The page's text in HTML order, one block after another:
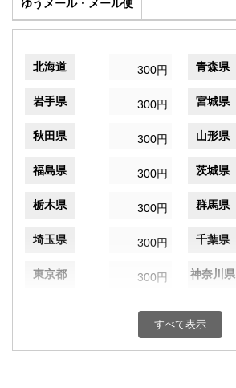
ゆうメール・メール便
北海道 300円 青森県
岩手県 300円 宮城県
秋田県 300円 山形県
福島県 300円 茨城県
栃木県 300円 群馬県
埼玉県 300円 千葉県
東京都 300円 神奈川県
300円 富山県
すべて表示